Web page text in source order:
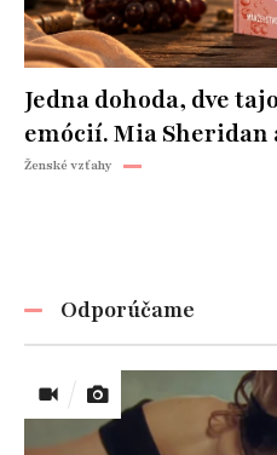
Jedna dohoda, dve
emócií. Mia Sheridan
Ženské vzťahy
Odporúčame